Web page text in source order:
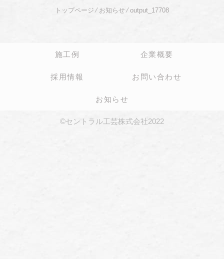
トップページ ⁄ お知らせ⁄output_17708
施工例 企業概要
採用情報 お問い合わせ
お知らせ
©セントラル工芸株式会社2022